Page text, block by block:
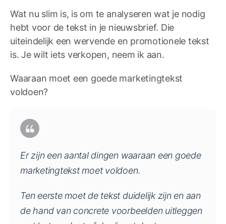
Wat nu slim is, is om te analyseren wat je nodig
hebt voor de tekst in je nieuwsbrief. Die
uiteindelijk een wervende en promotionele tekst
is. Je wilt iets verkopen, neem ik aan.
Waaraan moet een goede marketingtekst
voldoen?
Er zijn een aantal dingen waaraan een goede
marketingtekst moet voldoen.
Ten eerste moet de tekst duidelijk zijn en aan
de hand van concrete voorbeelden uitleggen